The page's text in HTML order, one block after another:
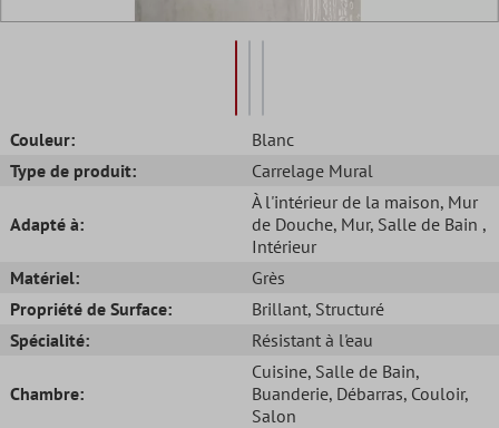
Couleur:
Blanc
Type de produit:
Carrelage Mural
Adapté à:
À l'intérieur de la maison, Mur
de Douche, Mur, Salle de Bain ,
Intérieur
Matériel:
Grès
Propriété de Surface:
Brillant, Structuré
Spécialité:
Résistant à l'eau
Chambre:
Cuisine, Salle de Bain,
Buanderie, Débarras, Couloir,
Salon